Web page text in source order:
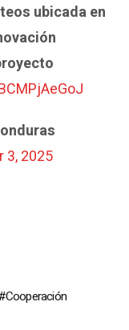
ubicada en
3, 2025
Cooperación